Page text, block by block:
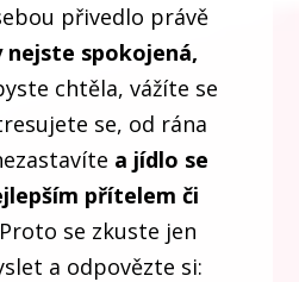
přivedlo právě
nejste spokojená,
chtěla, vážíte se
se, od rána
a jídlo se
přítelem či
Proto se zkuste jen
a odpovězte si: